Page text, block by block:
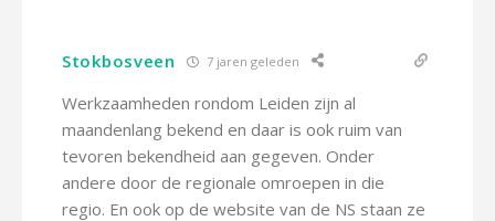
Stokbosveen 7 jaren geleden
Werkzaamheden rondom Leiden zijn al
maandenlang bekend en daar is ook ruim van
tevoren bekendheid aan gegeven. Onder
andere door de regionale omroepen in die
regio. En ook op de website van de NS staan ze